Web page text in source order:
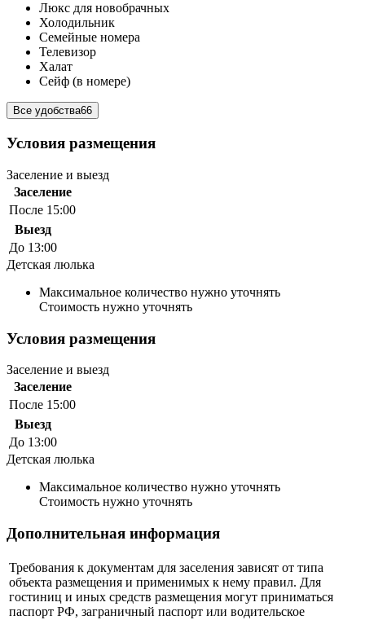
Люкс для новобрачных
Холодильник
Семейные номера
Телевизор
Халат
Сейф (в номере)
Все удобства66
Условия размещения
Заселение и выезд
Заселение
После 15:00
Выезд
До 13:00
Детская люлька
Максимальное количество нужно уточнять
Стоимость нужно уточнять
Условия размещения
Заселение и выезд
Заселение
После 15:00
Выезд
До 13:00
Детская люлька
Максимальное количество нужно уточнять
Стоимость нужно уточнять
Дополнительная информация
Требования к документам для заселения зависят от типа
объекта размещения и применимых к нему правил. Для
гостиниц и иных средств размещения могут приниматься
паспорт РФ, заграничный паспорт или водительское